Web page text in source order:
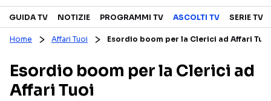
Televisione
CANALI TV
PROGRAMMI TV
SERIE TV
GUIDA TV NOTIZIE PROGRAMMI TV ASCOLTI TV SERIE TV
Home Affari Tuoi Esordio boom per la Clerici ad Affari Tuoi
Esordio boom per la Clerici ad
Affari Tuoi